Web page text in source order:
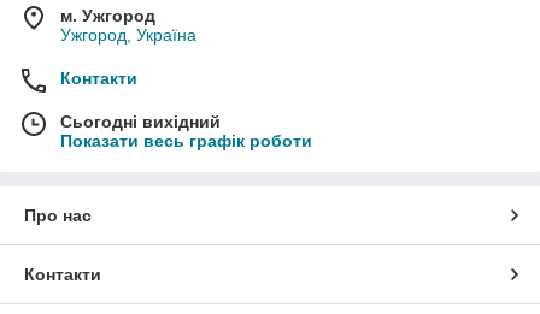
м. Ужгород
Ужгород, Україна
Контакти
Сьогодні вихідний
Показати весь графік роботи
Про нас
Контакти